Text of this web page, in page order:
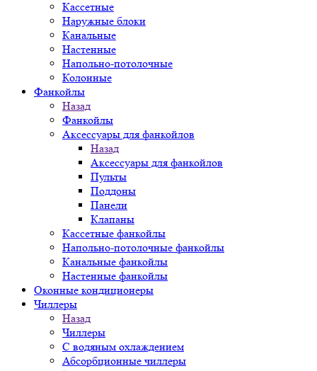
Кассетные
Наружные блоки
Канальные
Настенные
Напольно-потолочные
Колонные
Фанкойлы
Назад
Фанкойлы
Аксессуары для фанкойлов
Назад
Аксессуары для фанкойлов
Пульты
Поддоны
Панели
Клапаны
Кассетные фанкойлы
Напольно-потолочные фанкойлы
Канальные фанкойлы
Настенные фанкойлы
Оконные кондиционеры
Чиллеры
Назад
Чиллеры
С водяным охлаждением
Абсорбционные чиллеры